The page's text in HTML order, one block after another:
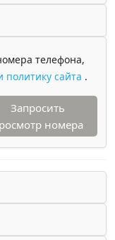
телефона,
политику сайта .
Запросить
номера